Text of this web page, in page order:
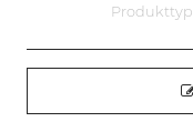
Produkttyp